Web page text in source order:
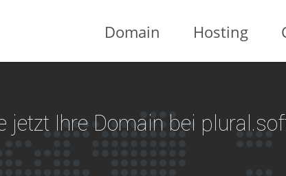
Domain Hosting
jetzt Ihre Domain bei